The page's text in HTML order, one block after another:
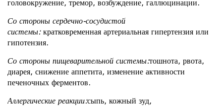
головокружение, тремор, возбуждение, галлюцинации.
Со стороны сердечно-сосудистой
системы: кратковременная артериальная гипертензия или
гипотензия.
Со стороны пищеварительной системы:тошнота, рвота,
диарея, снижение аппетита, изменение активности
печеночных ферментов.
Аллергические реакции:сыпь, кожный зуд,